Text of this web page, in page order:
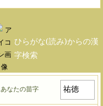
ひらがな(読み)からの漢
字検索
あなたの苗字